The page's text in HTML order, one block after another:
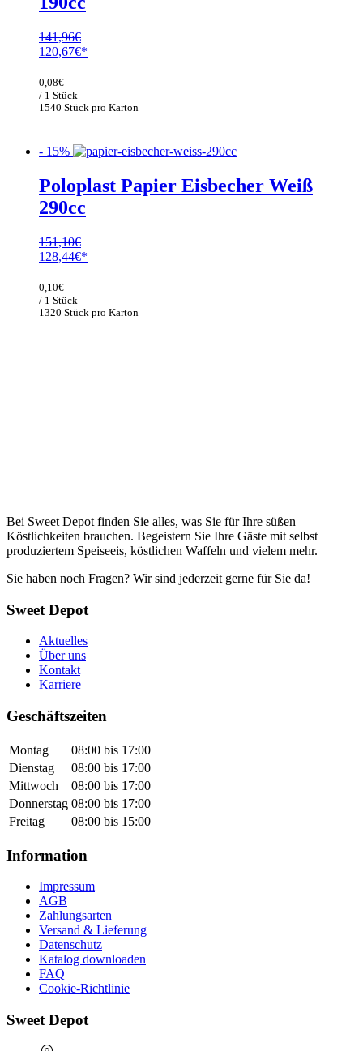
141,96€
Ursprünglicher
war:
141,96€
120,67€
1540 Stück pro Karton
0,08€
/ 1 Stück
- 15%
Poloplast Papier Eisbecher Weiß
290cc
151,10€
Ursprünglicher
war:
151,10€
128,44€
1320 Stück pro Karton
0,10€
/ 1 Stück
Bei Sweet Depot finden Sie alles, was Sie für Ihre süßen
Köstlichkeiten brauchen. Begeistern Sie Ihre Gäste mit selbst
produziertem Speiseeis, köstlichen Waffeln und vielem mehr.
Sie haben noch Fragen? Wir sind jederzeit gerne für Sie da!
Sweet Depot
Aktuelles
Über uns
Kontakt
Karriere
Geschäftszeiten
Montag
08:00 bis 17:00
Dienstag
08:00 bis 17:00
Mittwoch
08:00 bis 17:00
Donnerstag 08:00 bis 17:00
Freitag
08:00 bis 15:00
Information
Impressum
AGB
Zahlungsarten
Versand & Lieferung
Datenschutz
Katalog downloaden
FAQ
Cookie-Richtlinie
Sweet Depot